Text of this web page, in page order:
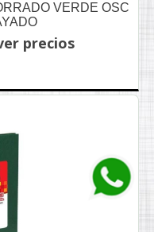
VERDE OSC
precios